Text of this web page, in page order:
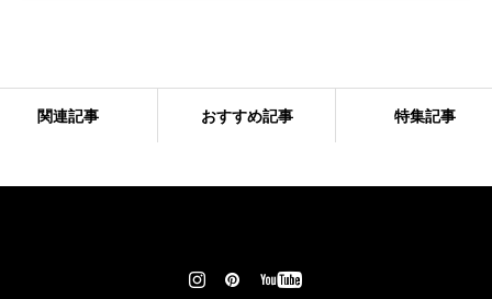
関連記事 おすすめ記事 特集記事